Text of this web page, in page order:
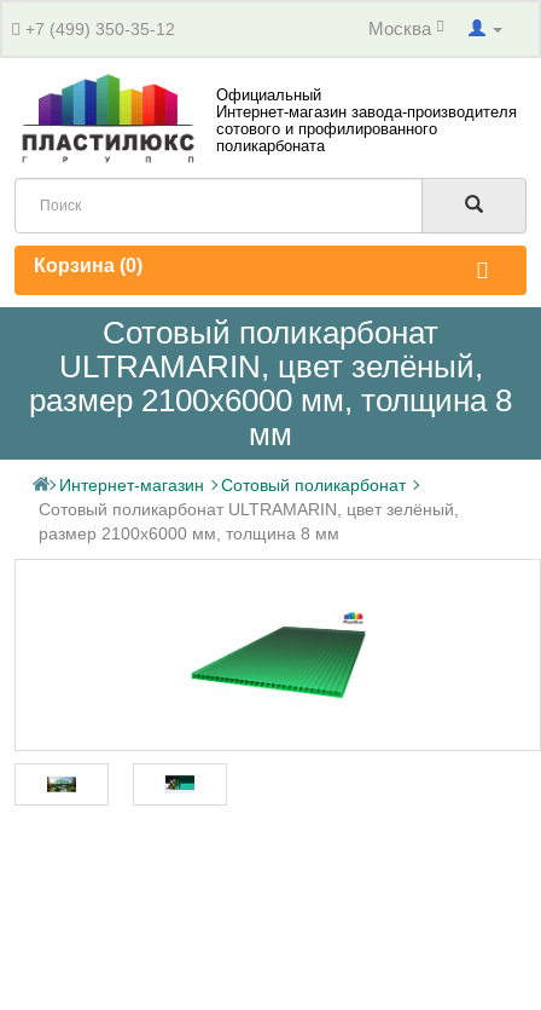
+7 (499) 350-35-12 Москва
Официальный
Интернет-магазин завода-производителя
сотового и профилированного
поликарбоната
Корзина (0)
Сотовый поликарбонат
ULTRAMARIN, цвет зелёный,
размер 2100x6000 мм, толщина 8
мм
Интернет-магазин
Сотовый поликарбонат
Сотовый поликарбонат ULTRAMARIN, цвет зелёный,
размер 2100x6000 мм, толщина 8 мм